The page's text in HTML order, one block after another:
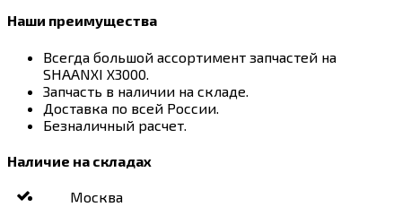
Наши преимущества
Всегда большой ассортимент запчастей на
SHAANXI X3000.
Запчасть в наличии на складе.
Доставка по всей России.
Безналичный расчет.
Наличие на складах
Москва